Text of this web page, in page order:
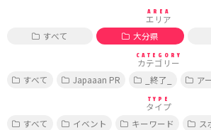
AREA
エリア
すべて
大分県
CATEGORY
カテゴリー
すべて
Japaaan PR _終了_ ア
TYPE
タイプ
すべて
イベント キーワード ス